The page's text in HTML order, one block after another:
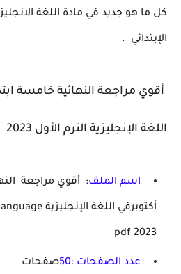
كل ما هو جديد في مادة اللغة
الإبتدائي .
أقوي مراجعة النهائية خامسة
اللغة الإنجليزية الترم الأول 2023
اسم الملف: أقوي مراجعة
2023 pdf
عدد الصفحات :50 صفحات